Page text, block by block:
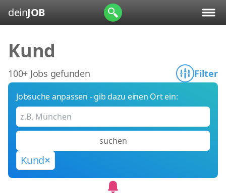
deinJOB
Kund
100+ Jobs gefunden Filter
Jobsuche anpassen - gib dazu einen Ort ein:
suchen
Kund